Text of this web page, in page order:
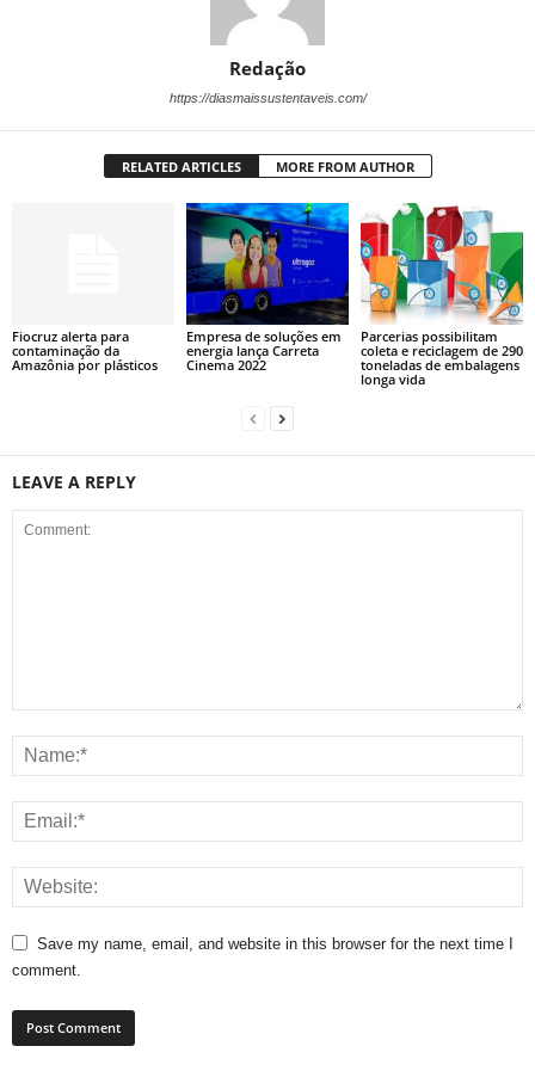
Redação
https://diasmaissustentaveis.com/
RELATED ARTICLES MORE FROM AUTHOR
Fiocruz alerta para
contaminação da
Amazônia por plásticos
Empresa de soluções em
energia lança Carreta
Cinema 2022
Parcerias possibilitam
coleta e reciclagem de 290
toneladas de embalagens
longa vida
LEAVE A REPLY
Save my name, email, and website in this browser for the next time I
comment.